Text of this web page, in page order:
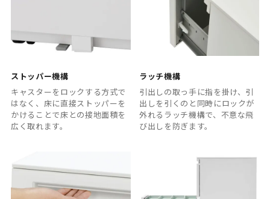
ストッパー機構
キャスターをロックする方式で
はなく、床に直接ストッパーを
かけることで床との接地面積を
広く取れます。
ラッチ機構
引出しの取っ手に指を掛け、引
出しを引くのと同時にロックが
外れるラッチ機構で、不意な飛
び出しを防ぎます。